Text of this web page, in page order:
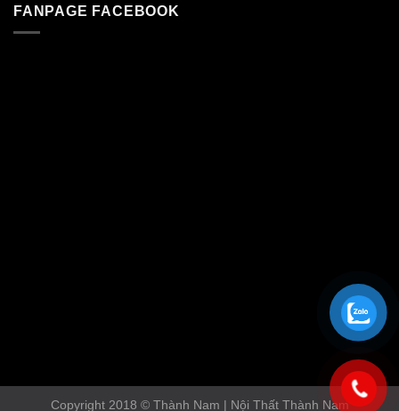
FANPAGE FACEBOOK
Copyright 2018 © Thành Nam | Nội Thất Thành Nam